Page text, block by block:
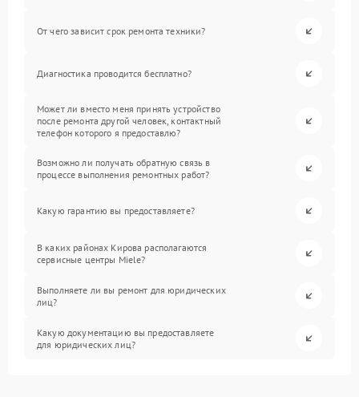
От чего зависит срок ремонта техники?
Диагностика проводится бесплатно?
Может ли вместо меня принять устройство
после ремонта другой человек, контактный
телефон которого я предоставлю?
Возможно ли получать обратную связь в
процессе выполнения ремонтных работ?
Какую гарантию вы предоставляете?
В каких районах Кирова располагаются
сервисные центры Miele?
Выполняете ли вы ремонт для юридических
лиц?
Какую документацию вы предоставляете
для юридических лиц?